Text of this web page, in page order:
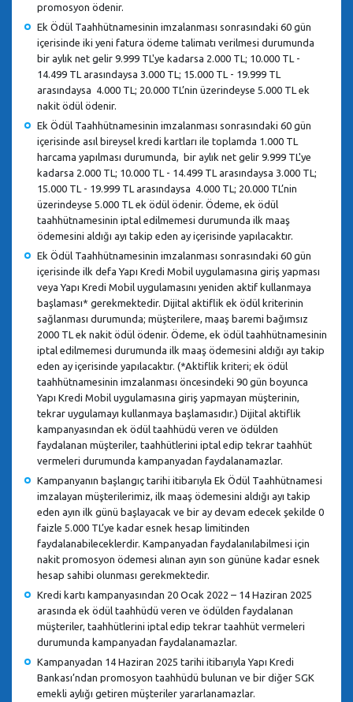
promosyon ödenir.
Ek Ödül Taahhütnamesinin imzalanması sonrasındaki 60 gün
içerisinde iki yeni fatura ödeme talimatı verilmesi durumunda
bir aylık net gelir 9.999 TL'ye kadarsa 2.000 TL; 10.000 TL -
14.499 TL arasındaysa 3.000 TL; 15.000 TL - 19.999 TL
arasındaysa 4.000 TL; 20.000 TL’nin üzerindeyse 5.000 TL ek
nakit ödül ödenir.
Ek Ödül Taahhütnamesinin imzalanması sonrasındaki 60 gün
içerisinde asıl bireysel kredi kartları ile toplamda 1.000 TL
harcama yapılması durumunda, bir aylık net gelir 9.999 TL'ye
kadarsa 2.000 TL; 10.000 TL - 14.499 TL arasındaysa 3.000 TL;
15.000 TL - 19.999 TL arasındaysa 4.000 TL; 20.000 TL’nin
üzerindeyse 5.000 TL ek ödül ödenir. Ödeme, ek ödül
taahhütnamesinin iptal edilmemesi durumunda ilk maaş
ödemesini aldığı ayı takip eden ay içerisinde yapılacaktır.
Ek Ödül Taahhütnamesinin imzalanması sonrasındaki 60 gün
içerisinde ilk defa Yapı Kredi Mobil uygulamasına giriş yapması
veya Yapı Kredi Mobil uygulamasını yeniden aktif kullanmaya
başlaması* gerekmektedir. Dijital aktiflik ek ödül kriterinin
sağlanması durumunda; müşterilere, maaş baremi bağımsız
2000 TL ek nakit ödül ödenir. Ödeme, ek ödül taahhütnamesinin
iptal edilmemesi durumunda ilk maaş ödemesini aldığı ayı takip
eden ay içerisinde yapılacaktır. (*Aktiflik kriteri; ek ödül
taahhütnamesinin imzalanması öncesindeki 90 gün boyunca
Yapı Kredi Mobil uygulamasına giriş yapmayan müşterinin,
tekrar uygulamayı kullanmaya başlamasıdır.) Dijital aktiflik
kampanyasından ek ödül taahhüdü veren ve ödülden
faydalanan müşteriler, taahhütlerini iptal edip tekrar taahhüt
vermeleri durumunda kampanyadan faydalanamazlar.
Kampanyanın başlangıç tarihi itibarıyla Ek Ödül Taahhütnamesi
imzalayan müşterilerimiz, ilk maaş ödemesini aldığı ayı takip
eden ayın ilk günü başlayacak ve bir ay devam edecek şekilde 0
faizle 5.000 TL’ye kadar esnek hesap limitinden
faydalanabileceklerdir. Kampanyadan faydalanılabilmesi için
nakit promosyon ödemesi alınan ayın son gününe kadar esnek
hesap sahibi olunması gerekmektedir.
Kredi kartı kampanyasından 20 Ocak 2022 – 14 Haziran 2025
arasında ek ödül taahhüdü veren ve ödülden faydalanan
müşteriler, taahhütlerini iptal edip tekrar taahhüt vermeleri
durumunda kampanyadan faydalanamazlar.
Kampanyadan 14 Haziran 2025 tarihi itibarıyla Yapı Kredi
Bankası’ndan promosyon taahhüdü bulunan ve bir diğer SGK
emekli aylığı getiren müşteriler yararlanamazlar.